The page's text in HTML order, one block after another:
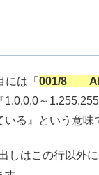
には「 001/8
1.0.0.0～
る』という意味
しはこの行以外